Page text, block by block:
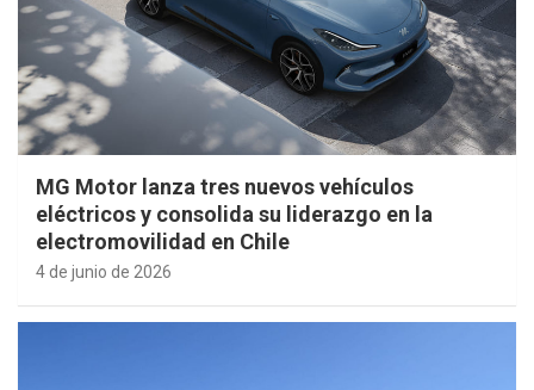
MG Motor lanza tres nuevos vehículos
eléctricos y consolida su liderazgo en la
electromovilidad en Chile
4 de junio de 2026